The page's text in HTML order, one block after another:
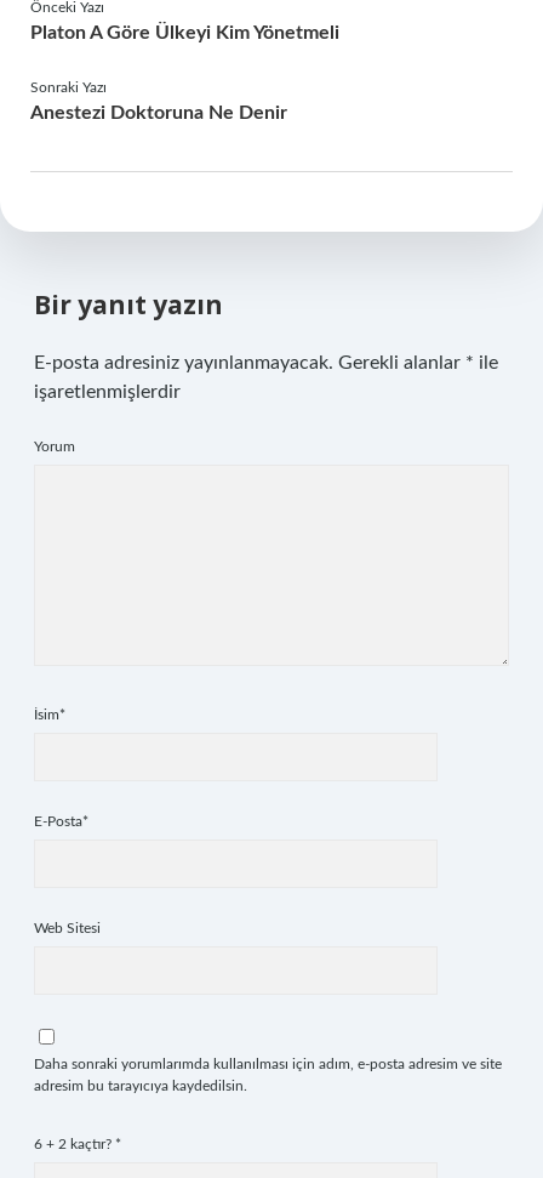
Önceki Yazı
Platon A Göre Ülkeyi Kim Yönetmeli
Sonraki Yazı
Anestezi Doktoruna Ne Denir
Bir yanıt yazın
E-posta adresiniz yayınlanmayacak. Gerekli alanlar * ile
işaretlenmişlerdir
Yorum
İsim*
E-Posta*
Web Sitesi
Daha sonraki yorumlarımda kullanılması için adım, e-posta adresim ve site
adresim bu tarayıcıya kaydedilsin.
6 + 2 kaçtır? *